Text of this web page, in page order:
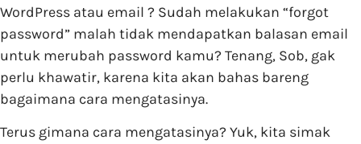
WordPress atau email ? Sudah melakukan “forgot
password” malah tidak mendapatkan balasan email
untuk merubah password kamu? Tenang, Sob, gak
perlu khawatir, karena kita akan bahas bareng
bagaimana cara mengatasinya.
Terus gimana cara mengatasinya? Yuk, kita simak